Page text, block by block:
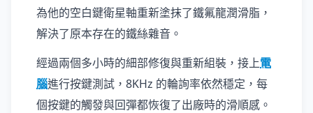
為他的空白鍵衛星軸重新塗抹了鐵氟龍潤滑脂，
解決了原本存在的鐵絲雜音。
經過兩個多小時的細部修復與重新組裝，接上電
腦進行按鍵測試，8KHz 的輪詢率依然穩定，每
個按鍵的觸發與回彈都恢復了出廠時的滑順感。